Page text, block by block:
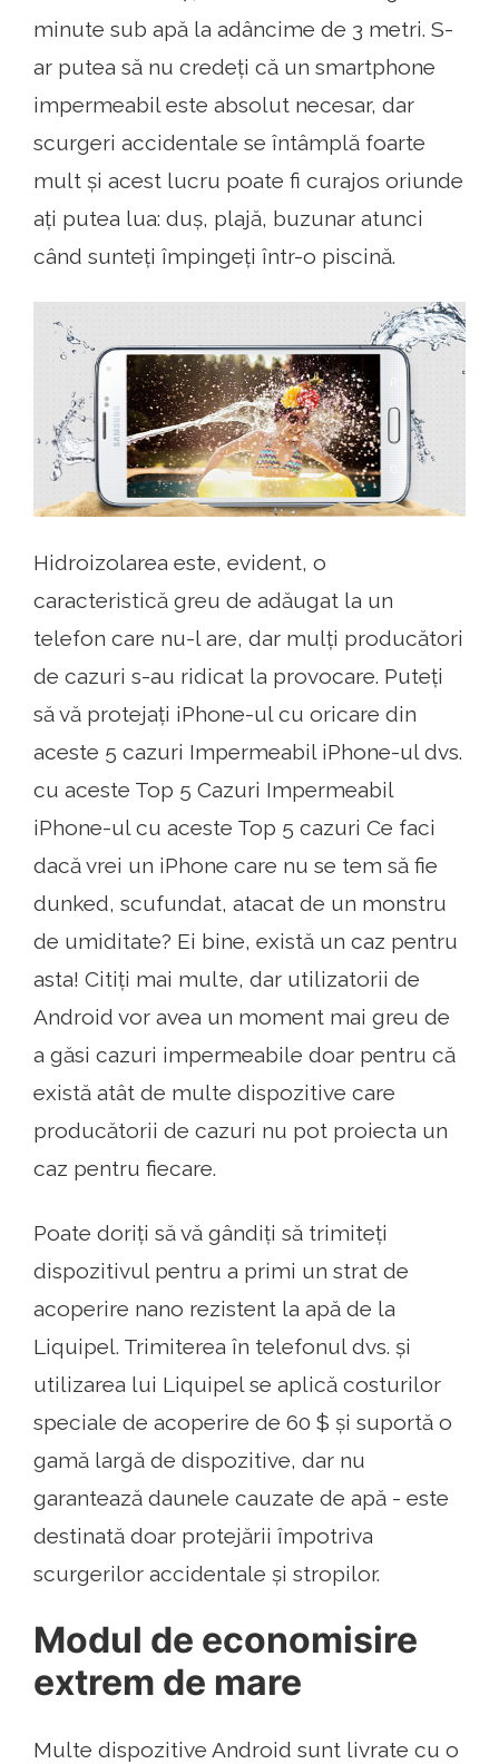
minute sub apă la adâncime de 3 metri. S-
ar putea să nu credeți că un smartphone
impermeabil este absolut necesar, dar
scurgeri accidentale se întâmplă foarte
mult și acest lucru poate fi curajos oriunde
ați putea lua: duș, plajă, buzunar atunci
când sunteți împingeți într-o piscină.
Hidroizolarea este, evident, o
caracteristică greu de adăugat la un
telefon care nu-l are, dar mulți producători
de cazuri s-au ridicat la provocare. Puteți
să vă protejați iPhone-ul cu oricare din
aceste 5 cazuri Impermeabil iPhone-ul dvs.
cu aceste Top 5 Cazuri Impermeabil
iPhone-ul cu aceste Top 5 cazuri Ce faci
dacă vrei un iPhone care nu se tem să fie
dunked, scufundat, atacat de un monstru
de umiditate? Ei bine, există un caz pentru
asta! Citiți mai multe, dar utilizatorii de
Android vor avea un moment mai greu de
a găsi cazuri impermeabile doar pentru că
există atât de multe dispozitive care
producătorii de cazuri nu pot proiecta un
caz pentru fiecare.
Poate doriți să vă gândiți să trimiteți
dispozitivul pentru a primi un strat de
acoperire nano rezistent la apă de la
Liquipel. Trimiterea în telefonul dvs. și
utilizarea lui Liquipel se aplică costurilor
speciale de acoperire de 60 $ și suportă o
gamă largă de dispozitive, dar nu
garantează daunele cauzate de apă - este
destinată doar protejării împotriva
scurgerilor accidentale și stropilor.
Modul de economisire
extrem de mare
Multe dispozitive Android sunt livrate cu o